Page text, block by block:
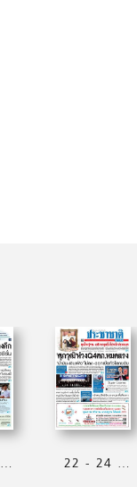
25 - 28 มิถุนายน 2569 22 - 24 มิถุนายน 2569